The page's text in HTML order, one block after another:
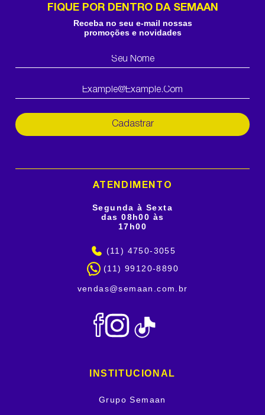
FIQUE POR DENTRO DA SEMAAN
Receba no seu e-mail nossas
promoções e novidades
Cadastrar
ATENDIMENTO
Segunda à Sexta
das 08h00 às
17h00
(11) 4750-3055
(11) 99120-8890
vendas@semaan.com.br
INSTITUCIONAL
Grupo Semaan